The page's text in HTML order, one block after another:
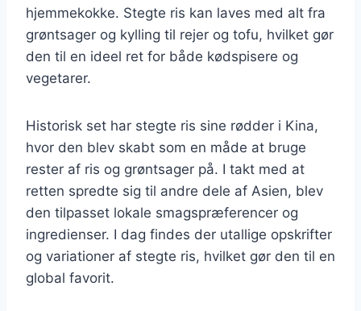
hjemmekokke. Stegte ris kan laves med alt fra
grøntsager og kylling til rejer og tofu, hvilket gør
den til en ideel ret for både kødspisere og
vegetarer.
Historisk set har stegte ris sine rødder i Kina,
hvor den blev skabt som en måde at bruge
rester af ris og grøntsager på. I takt med at
retten spredte sig til andre dele af Asien, blev
den tilpasset lokale smagspræferencer og
ingredienser. I dag findes der utallige opskrifter
og variationer af stegte ris, hvilket gør den til en
global favorit.